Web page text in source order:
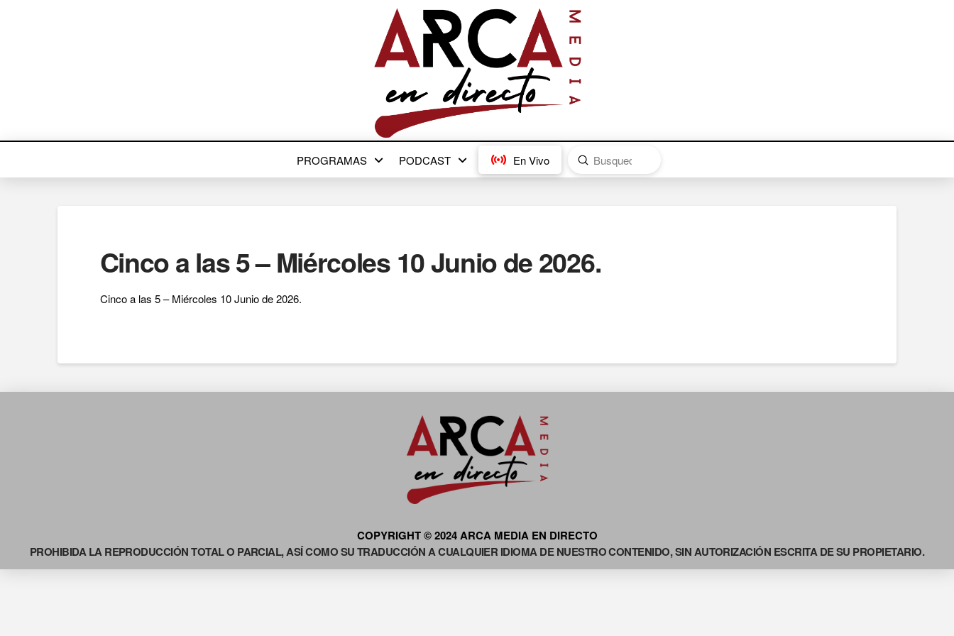
PROGRAMAS PODCAST En Vivo
Search
Submit
Cinco a las 5 – Miércoles 10 Junio de 2026.
Cinco a las 5 – Miércoles 10 Junio de 2026.
COPYRIGHT © 2024 ARCA MEDIA EN DIRECTO
PROHIBIDA LA REPRODUCCIÓN TOTAL O PARCIAL, ASÍ COMO SU TRADUCCIÓN A CUALQUIER IDIOMA DE NUESTRO CONTENIDO, SIN AUTORIZACIÓN ESCRITA DE SU PROPIETARIO.